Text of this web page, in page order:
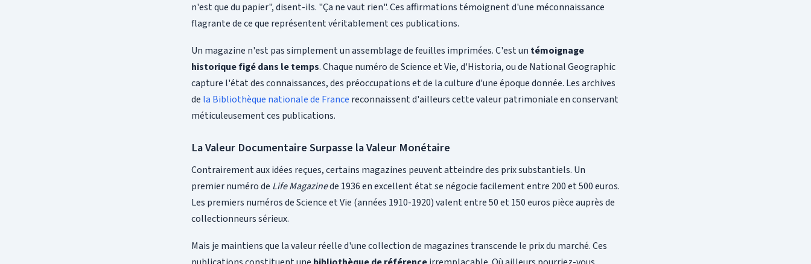
n'est que du papier", disent-ils. "Ça ne vaut rien". Ces affirmations témoignent d'une méconnaissance
flagrante de ce que représentent véritablement ces publications.
Un magazine n'est pas simplement un assemblage de feuilles imprimées. C'est un témoignage
historique figé dans le temps. Chaque numéro de Science et Vie, d'Historia, ou de National Geographic
capture l'état des connaissances, des préoccupations et de la culture d'une époque donnée. Les archives
de la Bibliothèque nationale de France reconnaissent d'ailleurs cette valeur patrimoniale en conservant
méticuleusement ces publications.
La Valeur Documentaire Surpasse la Valeur Monétaire
Contrairement aux idées reçues, certains magazines peuvent atteindre des prix substantiels. Un
premier numéro de Life Magazinede 1936 en excellent état se négocie facilement entre 200 et 500 euros.
Les premiers numéros de Science et Vie (années 1910-1920) valent entre 50 et 150 euros pièce auprès de
collectionneurs sérieux.
Mais je maintiens que la valeur réelle d'une collection de magazines transcende le prix du marché. Ces